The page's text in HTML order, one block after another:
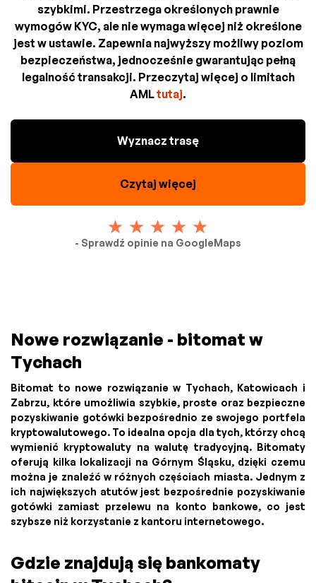
szybkimi. Przestrzega określonych prawnie
wymogów KYC, ale nie wymaga więcej niż określone
jest w ustawie. Zapewnia najwyższy możliwy poziom
bezpieczeństwa, jednocześnie gwarantując pełną
legalność transakcji. Przeczytaj więcej o limitach
AMLtutaj.
Wyznacz trasę
Czytaj więcej
- Sprawdź opinie na GoogleMaps
Nowe rozwiązanie - bitomat w
Tychach
Bitomat to nowe rozwiązanie w Tychach, Katowicach i
Zabrzu, które umożliwia szybkie, proste oraz bezpieczne
pozyskiwanie gotówki bezpośrednio ze swojego portfela
kryptowalutowego. To idealna opcja dla tych, którzy chcą
wymienić kryptowaluty na walutę tradycyjną. Bitomaty
oferują kilka lokalizacji na Górnym Śląsku, dzięki czemu
można je znaleźć w różnych częściach miasta. Jednym z
ich największych atutów jest bezpośrednie pozyskiwanie
gotówki zamiast przelewu na konto bankowe, co jest
szybsze niż korzystanie z kantoru internetowego.
Gdzie znajdują się bankomaty